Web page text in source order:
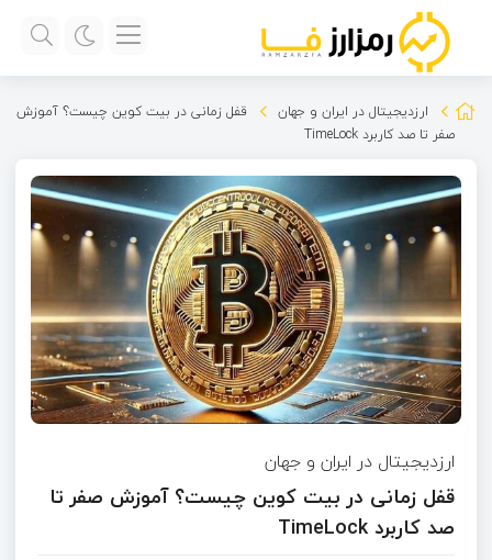
ارزدیجیتال در ایران و جهان
قفل زمانی در بیت کوین چیست؟ آموزش
صفر تا صد کاربرد TimeLock
ارزدیجیتال در ایران و جهان
قفل زمانی در بیت کوین چیست؟ آموزش صفر تا
صد کاربرد TimeLock